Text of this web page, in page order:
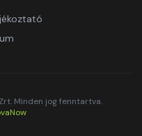
Minden jog fenntartva.